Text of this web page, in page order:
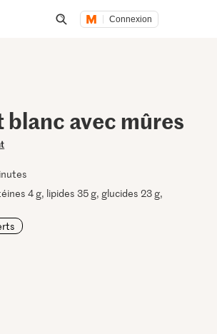
Connexion
avec mûres
4 g, lipides 35 g, glucides 23 g,